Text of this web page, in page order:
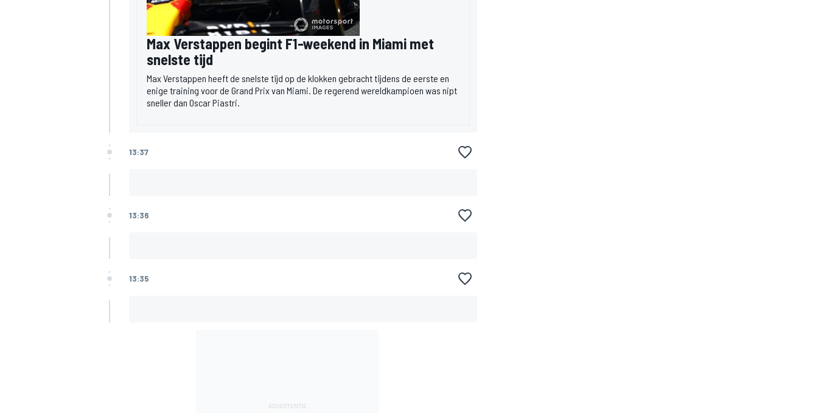
Max Verstappen begint F1-weekend in Miami met
snelste tijd
Max Verstappen heeft de snelste tijd op de klokken gebracht tijdens de eerste en
enige training voor de Grand Prix van Miami. De regerend wereldkampioen was nipt
sneller dan Oscar Piastri.
13:37
13:36
13:35